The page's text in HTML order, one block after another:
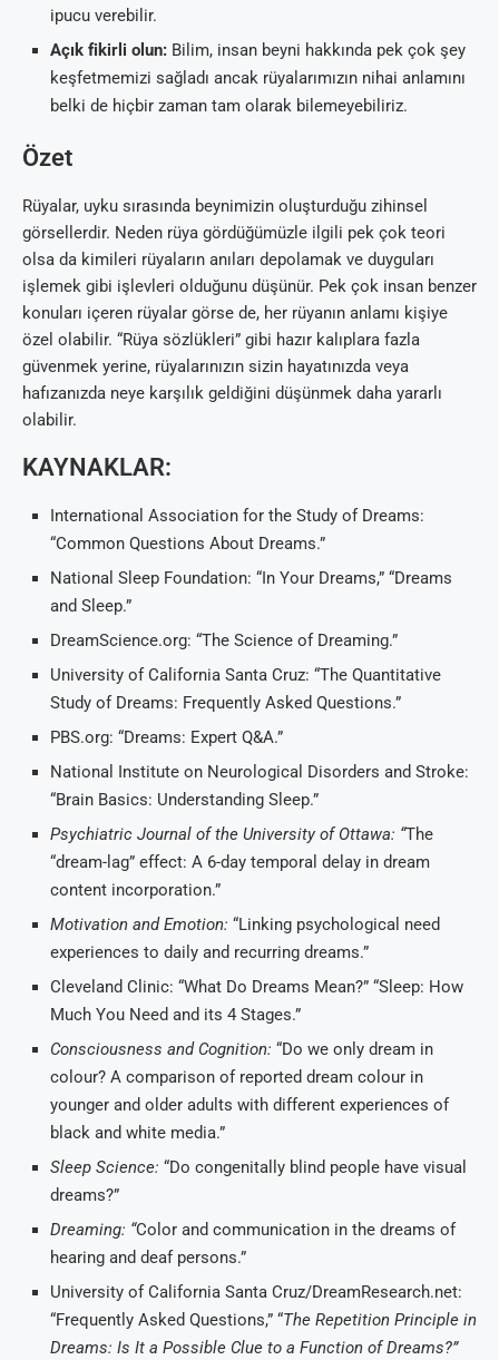
ipucu verebilir.
Açık fikirli olun: Bilim, insan beyni hakkında pek çok şey
keşfetmemizi sağladı ancak rüyalarımızın nihai anlamını
belki de hiçbir zaman tam olarak bilemeyebiliriz.
Özet
Rüyalar, uyku sırasında beynimizin oluşturduğu zihinsel
görsellerdir. Neden rüya gördüğümüzle ilgili pek çok teori
olsa da kimileri rüyaların anıları depolamak ve duyguları
işlemek gibi işlevleri olduğunu düşünür. Pek çok insan benzer
konuları içeren rüyalar görse de, her rüyanın anlamı kişiye
özel olabilir. “Rüya sözlükleri” gibi hazır kalıplara fazla
güvenmek yerine, rüyalarınızın sizin hayatınızda veya
hafızanızda neye karşılık geldiğini düşünmek daha yararlı
olabilir.
KAYNAKLAR:
International Association for the Study of Dreams:
“Common Questions About Dreams.”
National Sleep Foundation: “In Your Dreams,” “Dreams
and Sleep.”
DreamScience.org: “The Science of Dreaming.”
University of California Santa Cruz: “The Quantitative
Study of Dreams: Frequently Asked Questions.”
PBS.org: “Dreams: Expert Q&A.”
National Institute on Neurological Disorders and Stroke:
“Brain Basics: Understanding Sleep.”
Psychiatric Journal of the University of Ottawa: “The
“dream-lag” effect: A 6-day temporal delay in dream
content incorporation.”
Motivation and Emotion: “Linking psychological need
experiences to daily and recurring dreams.”
Cleveland Clinic: “What Do Dreams Mean?” “Sleep: How
Much You Need and its 4 Stages.”
Consciousness and Cognition: “Do we only dream in
colour? A comparison of reported dream colour in
younger and older adults with different experiences of
black and white media.”
Sleep Science: “Do congenitally blind people have visual
dreams?”
Dreaming: “Color and communication in the dreams of
hearing and deaf persons.”
University of California Santa Cruz/DreamResearch.net:
“Frequently Asked Questions,” “The Repetition Principle in
Dreams: Is It a Possible Clue to a Function of Dreams?”